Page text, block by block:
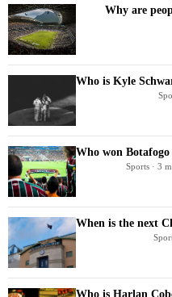
Why are
Who is Kyle
Who won Botafogo
Sports · 3
When is the next
Who is Harlan